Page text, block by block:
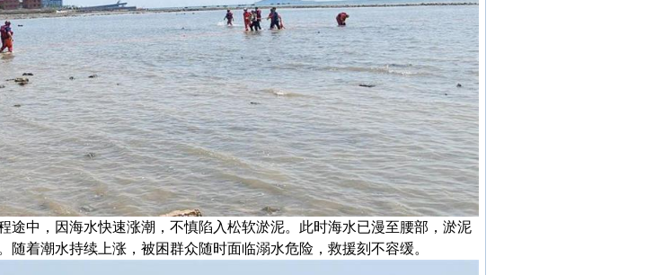
途中，因海水快速涨潮，不慎陷入松软淤泥。此时海水已漫至腰部，淤泥
随着潮水持续上涨，被困群众随时面临溺水危险，救援刻不容缓。